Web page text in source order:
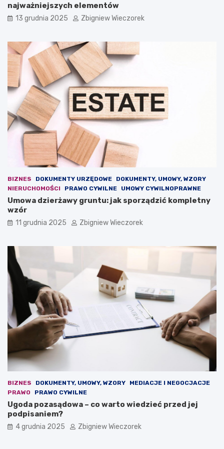
a
n
w
i
a
g
r
o
e
n
i
e
u
r
o
p
s
i
e
j
d
m
o
k
a
c
j
i
.
O
s
t
r
w
2
2
5
o
k
u
–
a
k
i
a
n
y
p
r
w
d
u
j
e
o
w
a
s
t
a
w
a
b
u
d
ż
najważniejszych elementów
13 grudnia 2025 Zbigniew Wieczorek
BIZNES DOKUMENTY URZĘDOWE
DOKUMENTY, UMOWY, WZORY
NIERUCHOMOŚCI
PRAWO CYWILNE UMOWY CYWILNOPRAWNE
Umowa dzierżawy gruntu: jak sporządzić kompletny
wzór
11 grudnia 2025 Zbigniew Wieczorek
BIZNES DOKUMENTY, UMOWY, WZORY
MEDIACJE I NEGOCJACJE
PRAWO
PRAWO CYWILNE
Ugoda pozasądowa – co warto wiedzieć przed jej
podpisaniem?
4 grudnia 2025 Zbigniew Wieczorek